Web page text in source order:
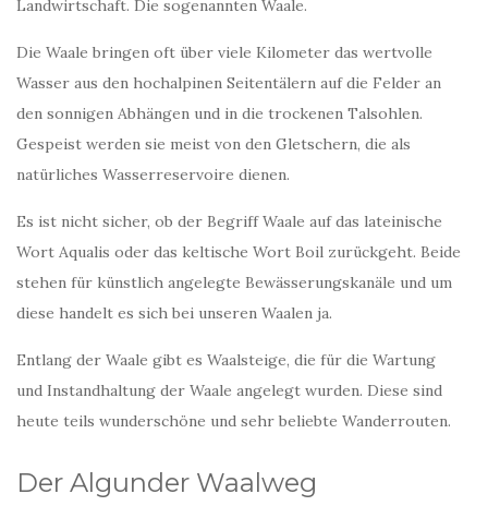
Landwirtschaft. Die sogenannten Waale.
Die Waale bringen oft über viele Kilometer das wertvolle
Wasser aus den hochalpinen Seitentälern auf die Felder an
den sonnigen Abhängen und in die trockenen Talsohlen.
Gespeist werden sie meist von den Gletschern, die als
natürliches Wasserreservoire dienen.
Es ist nicht sicher, ob der Begriff Waale auf das lateinische
Wort Aqualis oder das keltische Wort Boil zurückgeht. Beide
stehen für künstlich angelegte Bewässerungskanäle und um
diese handelt es sich bei unseren Waalen ja.
Entlang der Waale gibt es Waalsteige, die für die Wartung
und Instandhaltung der Waale angelegt wurden. Diese sind
heute teils wunderschöne und sehr beliebte Wanderrouten.
Der Algunder Waalweg